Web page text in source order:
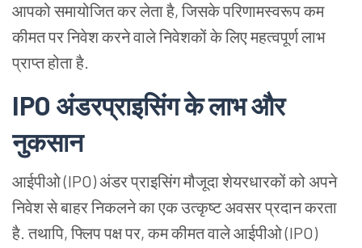
आपको समायोजित कर लेता है, जिसके परिणामस्वरूप कम
कीमत पर निवेश करने वाले निवेशकों के लिए महत्वपूर्ण लाभ
प्राप्त होता है.
IPO अंडरप्राइसिंग के लाभ और
नुकसान
आईपीओ (IPO) अंडर प्राइसिंग मौजूदा शेयरधारकों को अपने
निवेश से बाहर निकलने का एक उत्कृष्ट अवसर प्रदान करता
है. तथापि, फ्लिप पक्ष पर, कम कीमत वाले आईपीओ (IPO)